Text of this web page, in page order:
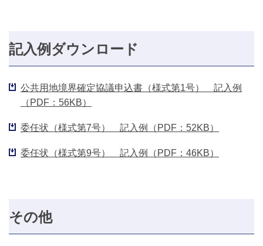
記入例ダウンロード
公共用地境界確定協議申込書（様式第1号） 記入例
（PDF：56KB）
委任状（様式第7号） 記入例（PDF：52KB）
委任状（様式第9号） 記入例（PDF：46KB）
その他